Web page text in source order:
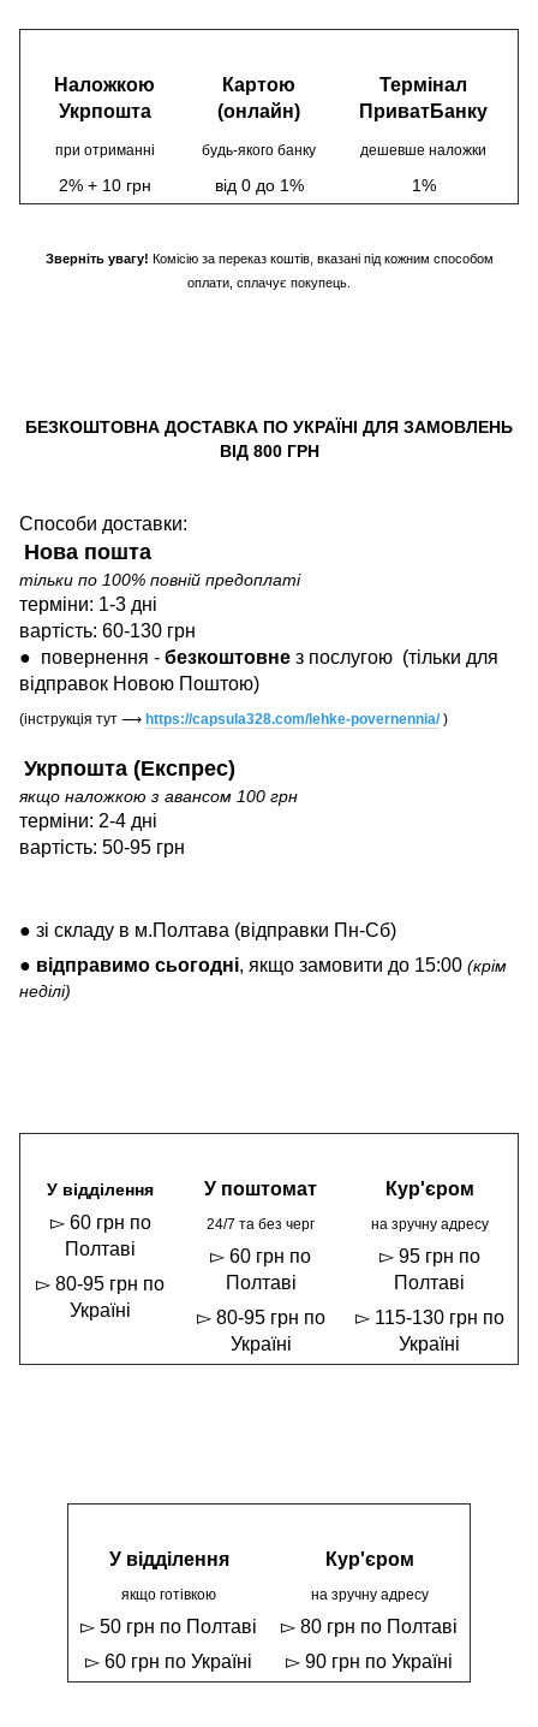
Наложкою
Укрпошта
Картою
(онлайн)
Термінал
ПриватБанку
при отриманні будь-якого банку дешевше наложки
2% + 10 грн від 0 до 1% 1%
Зверніть увагу! Комісію за переказ коштів, вказані під кожним способом
оплати, сплачує покупець.
БЕЗКОШТОВНА ДОСТАВКА ПО УКРАЇНІ ДЛЯ ЗАМОВЛЕНЬ
ВІД 800 ГРН
Способи доставки:
Нова пошта
тільки по 100% повній предоплаті
терміни: 1-3 дні
вартість: 60-130 грн
● повернення - безкоштовне з послугою (тільки для
відправок Новою Поштою)
(інструкція тут ⟶ https://capsula328.com/lehke-povernennia/)
Укрпошта (Експрес)
якщо наложкою з авансом 100 грн
терміни: 2-4 дні
вартість: 50-95 грн
● зі складу в м.Полтава (відправки Пн-Сб)
● відправимо сьогодні, якщо замовити до 15:00 (крім
неділі)
У відділення
▻ 60 грн по
Полтаві
▻ 80-95 грн по
Україні
У поштомат
24/7 та без черг
▻ 60 грн по
Полтаві
▻ 80-95 грн по
Україні
Кур'єром
на зручну адресу
▻ 95 грн по
Полтаві
▻ 115-130 грн по
Україні
У відділення
якщо готівкою
▻ 50 грн по Полтаві
▻ 60 грн по Україні
Кур'єром
на зручну адресу
▻ 80 грн по Полтаві
▻ 90 грн по Україні